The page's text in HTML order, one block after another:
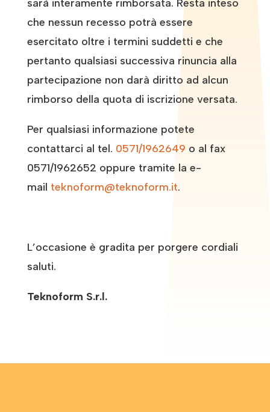
sarà interamente rimborsata. Resta inteso
che nessun recesso potrà essere
esercitato oltre i termini suddetti e che
pertanto qualsiasi successiva rinuncia alla
partecipazione non darà diritto ad alcun
rimborso della quota di iscrizione versata.
Per qualsiasi informazione potete
contattarci al tel. 0571/1962649 o al fax
0571/1962652 oppure tramite la e-
mail teknoform@teknoform.it.
L’occasione è gradita per porgere cordiali
saluti.
Teknoform S.r.l.